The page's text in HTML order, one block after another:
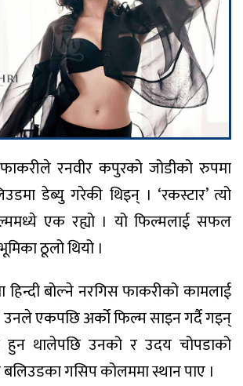
रनवीर कपुरको जोडीको रुपमा
डेब्यु गरेकी थिइन् । ‘रकस्टार’ त्यो
एक रह्यो । यो फिल्मलाई सफल
ठूलो थियो ।
हिन्दी बोल्ने नरगिस फाकरीको कामलाई
एकपछि अर्को फिल्म साइन गर्दै गइन्
हुन थालेपछि उनको र उदय चोपडाको
गसिप कोलममा स्थान पाए ।